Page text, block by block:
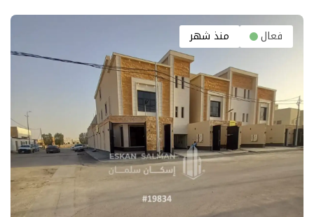
فعال منذ شهر